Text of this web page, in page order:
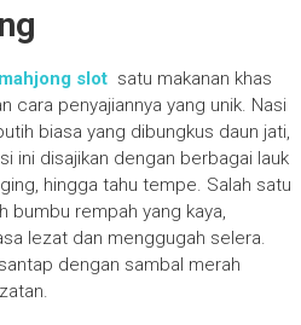
mahjong slot satu makanan khas
cara penyajiannya yang unik. Nasi
biasa yang dibungkus daun jati,
ini disajikan dengan berbagai lauk
hingga tahu tempe. Salah satu
bumbu rempah yang kaya,
lezat dan menggugah selera.
dengan sambal merah